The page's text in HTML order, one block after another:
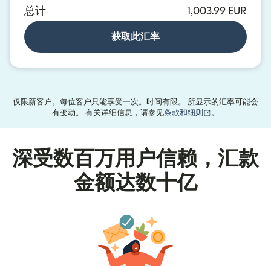
总计
1,003.99 EUR
获取此汇率
仅限新客户。每位客户只能享受一次。时间有限。 所显示的汇率可能会
有变动。 有关详细信息，请参见条款和细则 。
深受数百万用户信赖，汇款
金额达数十亿